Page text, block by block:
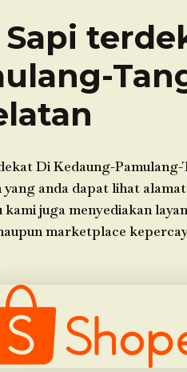
Di Kedaung-
anda dapat lihat
juga menyediakan
marketplace